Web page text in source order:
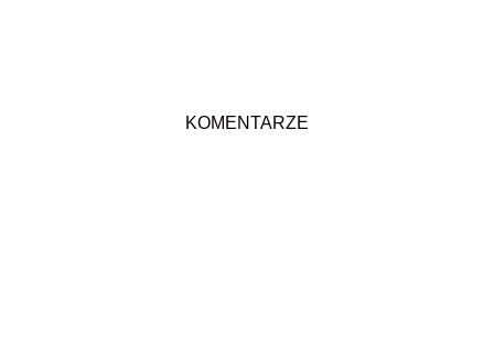
KOMENTARZE